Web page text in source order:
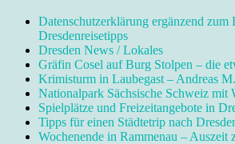
Datenschutzerklärung ergänzend zum
Dresdenreisetipps
Dresden News / Lokales
Gräfin Cosel auf Burg Stolpen – die
Krimisturm in Laubegast – Andreas
Nationalpark Sächsische Schweiz mit
Spielplätze und Freizeitangebote in
Tipps für einen Städtetrip nach
Wochenende in Rammenau – Auszeit